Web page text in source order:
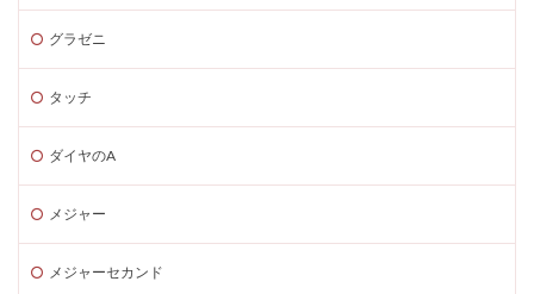
グラゼニ
タッチ
ダイヤのA
メジャー
メジャーセカンド